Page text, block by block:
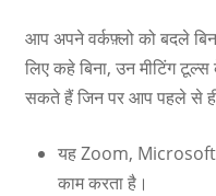
आप अपने वर्कफ़्लो को बदले
लिए कहे बिना, उन मीटिंग
सकते हैं जिन पर आप पहले से
यह Zoom,
काम करता है।